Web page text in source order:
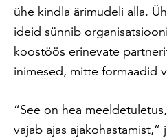
ühe kindla ärimudeli alla.
ideid sünnib
koostöös erinevate
inimesed, mitte formaadid
“See on hea
vajab ajas